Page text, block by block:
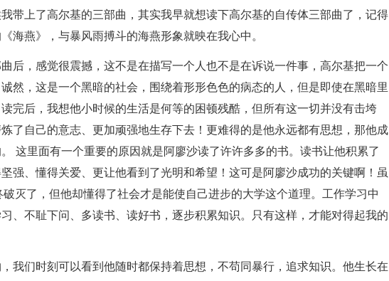
带上了高尔基的三部曲，其实我早就想读下高尔基的自传体三部曲了，记得
海燕》，与暴风雨搏斗的海燕形象就映在我心中。
后，感觉很震撼，这不是在描写一个人也不是在诉说一件事，高尔基把一个
然，这是一个黑暗的社会，围绕着形形色色的病态的人，但是即使在黑暗里
完后，我想他小时候的生活是何等的困顿残酷，但所有这一切并没有击垮
了自己的意志、更加顽强地生存下去！更难得的是他永远都有思想，那他成
这里面有一个重要的原因就是阿廖沙读了许许多多的书。读书让他积累了
强、懂得关爱、更让他看到了光明和希望！这可是阿廖沙成功的关键啊！虽
灭了，但他却懂得了社会才是能使自己进步的大学这个道理。工作学习中
、不耻下问、多读书、读好书，逐步积累知识。只有这样，才能对得起我的
我们时刻可以看到他随时都保持着思想，不苟同暴行，追求知识。他生长在